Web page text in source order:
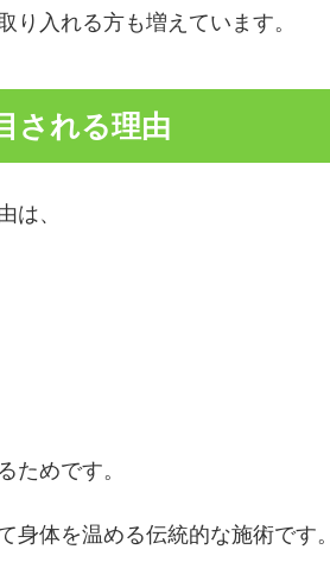
り入れる方も増えています。
される理由
は、
ためです。
身体を温める伝統的な施術です。